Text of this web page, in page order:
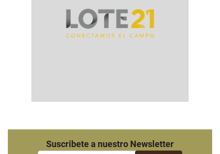
Suscribete a nuestro Newsletter